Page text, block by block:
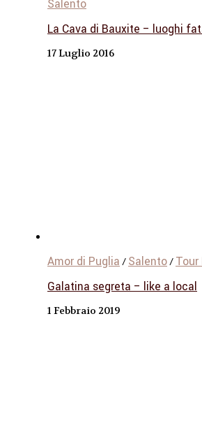
Salento
La Cava di Bauxite – luoghi
17 Luglio 2016
Amor di Puglia / Salento/ Tour
Galatina segreta – like a local
1 Febbraio 2019